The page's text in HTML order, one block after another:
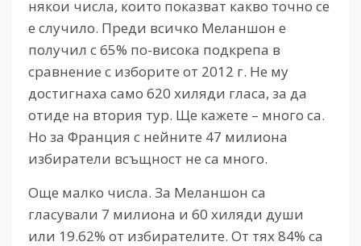
някои числа, които показват какво точно се
е случило. Преди всичко Меланшон е
получил с 65% по-висока подкрепа в
сравнение с изборите от 2012 г. Не му
достигнаха само 620 хиляди гласа, за да
отиде на втория тур. Ще кажете – много са.
Но за Франция с нейните 47 милиона
избиратели всъщност не са много.
Още малко числа. За Меланшон са
гласували 7 милиона и 60 хиляди души
или 19.62% от избирателите. От тях 84% са